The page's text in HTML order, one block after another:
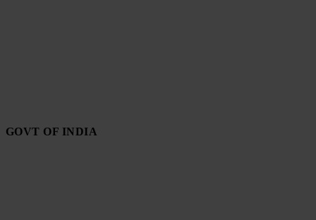
GOVT OF INDIA